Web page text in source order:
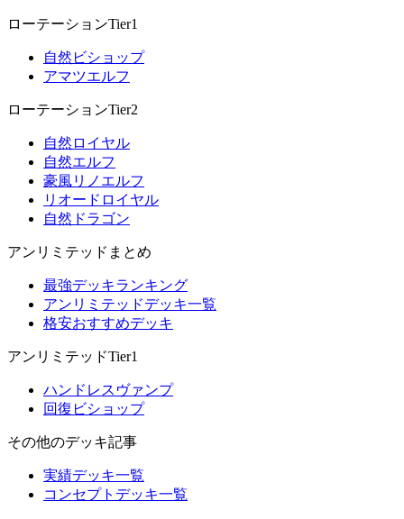
ローテーションTier1
自然ビショップ
アマツエルフ
ローテーションTier2
自然ロイヤル
自然エルフ
豪風リノエルフ
リオードロイヤル
自然ドラゴン
アンリミテッドまとめ
最強デッキランキング
アンリミテッドデッキ一覧
格安おすすめデッキ
アンリミテッドTier1
ハンドレスヴァンプ
回復ビショップ
その他のデッキ記事
実績デッキ一覧
コンセプトデッキ一覧